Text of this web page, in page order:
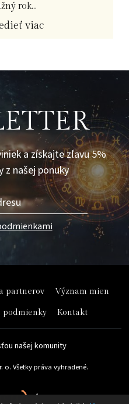
rok...
viac
a získajte zľavu 5%
z našej ponuky
partnerov Význam mien
podmienky Kontakt
našej komunity
o. Všetky práva vyhradené.